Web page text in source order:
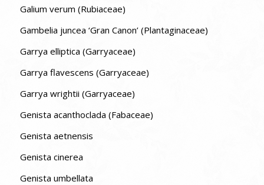
Galium verum (Rubiaceae)
Gambelia juncea ‘Gran Canon’ (Plantaginaceae)
Garrya elliptica (Garryaceae)
Garrya flavescens (Garryaceae)
Garrya wrightii (Garryaceae)
Genista acanthoclada (Fabaceae)
Genista aetnensis
Genista cinerea
Genista umbellata